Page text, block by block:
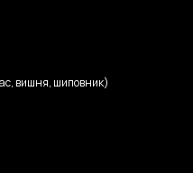
вишня, шиповник)